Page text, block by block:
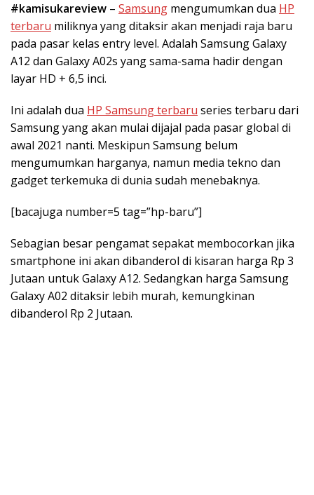
#kamisukareview – Samsung mengumumkan dua HP
terbaru miliknya yang ditaksir akan menjadi raja baru
pada pasar kelas entry level. Adalah Samsung Galaxy
A12 dan Galaxy A02s yang sama-sama hadir dengan
layar HD + 6,5 inci.
Ini adalah dua HP Samsung terbaru series terbaru dari
Samsung yang akan mulai dijajal pada pasar global di
awal 2021 nanti. Meskipun Samsung belum
mengumumkan harganya, namun media tekno dan
gadget terkemuka di dunia sudah menebaknya.
[bacajuga number=5 tag=”hp-baru”]
Sebagian besar pengamat sepakat membocorkan jika
smartphone ini akan dibanderol di kisaran harga Rp 3
Jutaan untuk Galaxy A12. Sedangkan harga Samsung
Galaxy A02 ditaksir lebih murah, kemungkinan
dibanderol Rp 2 Jutaan.